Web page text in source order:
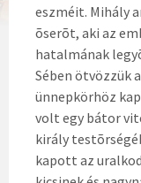
eszméit. Mihály
õserõt, aki az
hatalmának
Sében ötvözzük
ünnepkörhöz
volt egy bátor
király
kapott az